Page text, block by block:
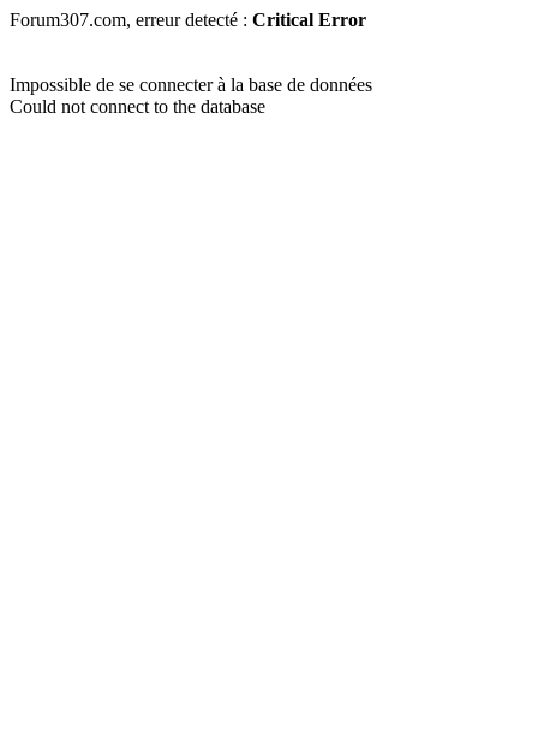
Forum307.com, erreur detecté : Critical Error
Impossible de se connecter à la base de données
Could not connect to the database